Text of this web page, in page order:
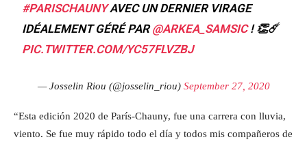
#PARISCHAUNYAVEC UN DERNIER VIRAGE
IDÉALEMENT GÉRÉ PAR@ARKEA_SAMSIC! 👏☄️
PIC.TWITTER.COM/YC57FLVZBJ
— Josselin Riou (@josselin_riou) September 27, 2020
“Esta edición 2020 de París-Chauny, fue una carrera con lluvia,
viento. Se fue muy rápido todo el día y todos mis compañeros de